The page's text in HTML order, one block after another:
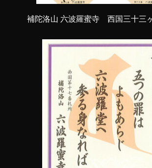
補陀洛山 六波羅蜜寺 西国三十三